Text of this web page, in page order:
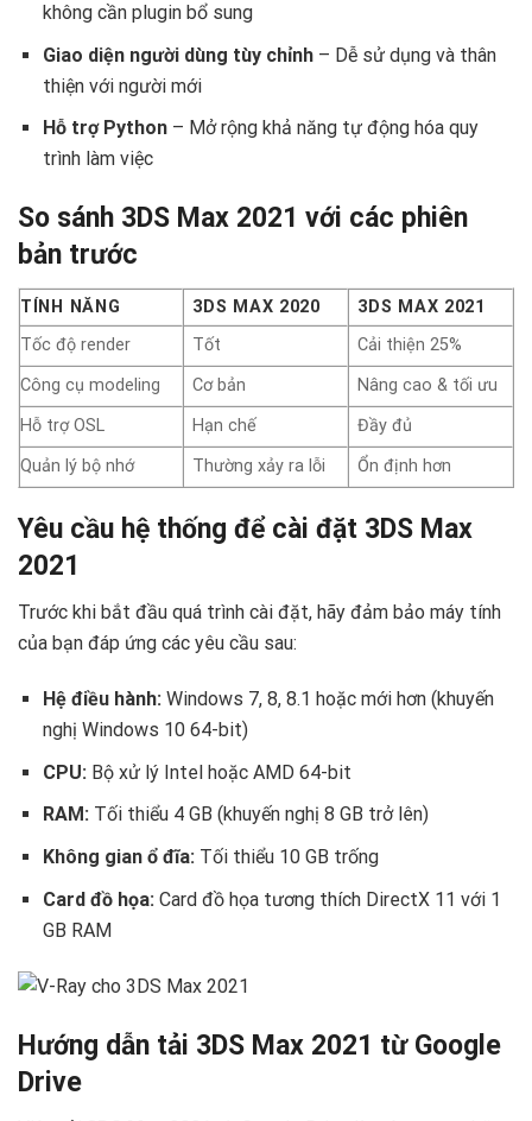
không cần plugin bổ sung
Giao diện người dùng tùy chỉnh– Dễ sử dụng và thân
thiện với người mới
Hỗ trợ Python– Mở rộng khả năng tự động hóa quy
trình làm việc
So sánh 3DS Max 2021 với các phiên
bản trước
TÍNH NĂNG 3DS MAX 2020
3DS MAX 2021
Tốc độ render
Tốt
Cải thiện 25%
Công cụ modeling
Cơ bản
Nâng cao & tối ưu
Hỗ trợ OSL
Hạn chế
Đầy đủ
Quản lý bộ nhớ
Thường xảy ra lỗi Ổn định hơn
Yêu cầu hệ thống để cài đặt 3DS Max
2021
Trước khi bắt đầu quá trình cài đặt, hãy đảm bảo máy tính
của bạn đáp ứng các yêu cầu sau:
Hệ điều hành:Windows 7, 8, 8.1 hoặc mới hơn (khuyến
nghị Windows 10 64-bit)
CPU: Bộ xử lý Intel hoặc AMD 64-bit
RAM:Tối thiểu 4 GB (khuyến nghị 8 GB trở lên)
Không gian ổ đĩa:Tối thiểu 10 GB trống
Card đồ họa: Card đồ họa tương thích DirectX 11 với 1
GB RAM
Hướng dẫn tải 3DS Max 2021 từ Google
Drive